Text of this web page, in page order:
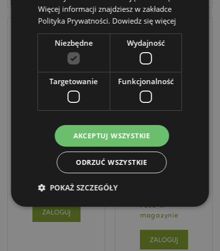
dzieci - Jingle
Bunch Christmas
XKAL15
magazynie
ZALOGUJ
ZNÓW
DOSTĘPNE
zmazywalny z
nakładką z PCV -
Świąteczna
nakładka - Jingle
Bunch
7668 w
magazynie
ZALOGUJ
Więcej informacji znajdziesz w zakładce
Polityka Prywatności. Dowiedz się więcej
Niezbędne Wydajność
Targetowanie Funkcjonalność
AKCEPTUJ WSZYSTKIE
ODRZUĆ WSZYSTKIE
POKAŻ SZCZEGÓŁY